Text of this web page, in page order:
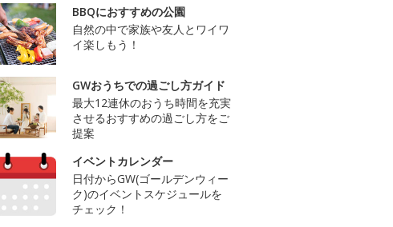
BBQにおすすめの公園
自然の中で家族や友人とワイワ
イ楽しもう！
GWおうちでの過ごし方ガイド
最大12連休のおうち時間を充実
させるおすすめの過ごし方をご
提案
イベントカレンダー
日付からGW(ゴールデンウィー
ク)のイベントスケジュールを
チェック！